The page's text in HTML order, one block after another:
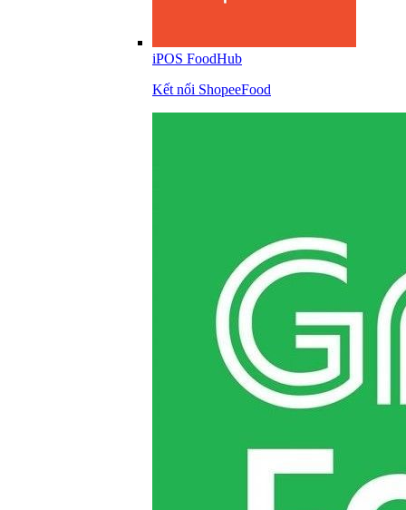
iPOS FoodHub
Kết nối ShopeeFood